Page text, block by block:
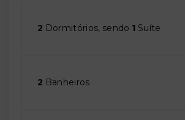
2 Dormitórios, sendo 1 Suíte
2 Banheiros